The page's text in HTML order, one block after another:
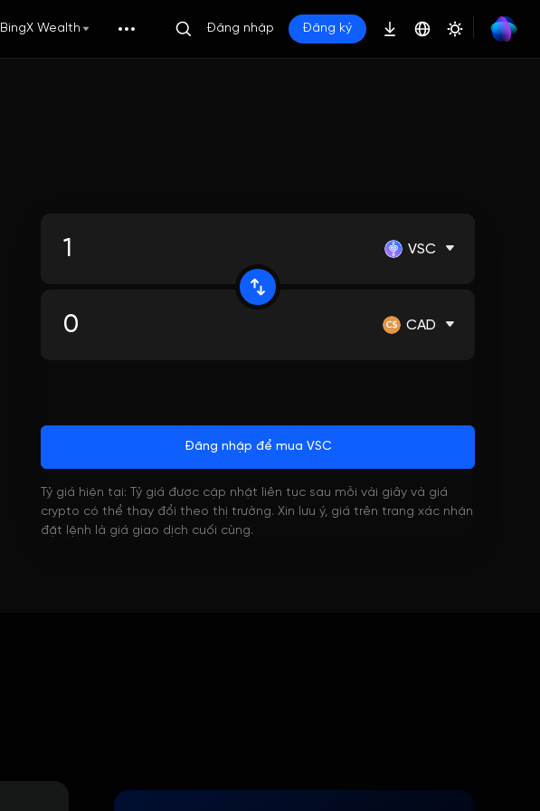
BingX Wealth Đăng nhập Đăng ký
VSC
CAD
Đăng nhập để mua VSC
Tỷ giá hiện tại: Tỷ giá được cập nhật liên tục sau mỗi vài giây và giá
crypto có thể thay đổi theo thị trường. Xin lưu ý, giá trên trang xác nhận
đặt lệnh là giá giao dịch cuối cùng.